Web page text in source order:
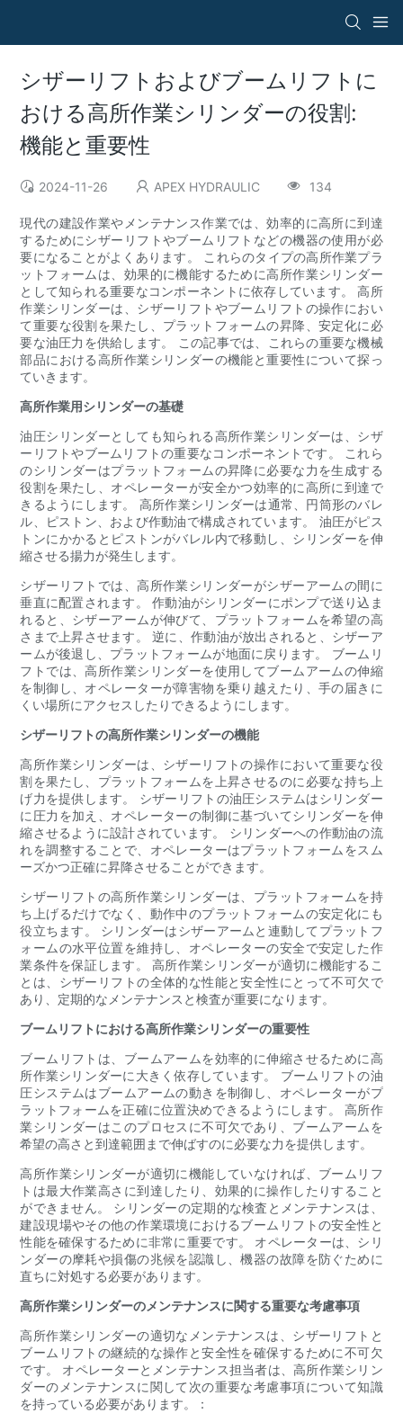
シザーリフトおよびブームリフトに
おける高所作業シリンダーの役割:
機能と重要性
2024-11-26 APEX HYDRAULIC 134
現代の建設作業やメンテナンス作業では、効率的に高所に到達
するためにシザーリフトやブームリフトなどの機器の使用が必
要になることがよくあります。 これらのタイプの高所作業プラ
ットフォームは、効果的に機能するために高所作業シリンダー
として知られる重要なコンポーネントに依存しています。 高所
作業シリンダーは、シザーリフトやブームリフトの操作におい
て重要な役割を果たし、プラットフォームの昇降、安定化に必
要な油圧力を供給します。 この記事では、これらの重要な機械
部品における高所作業シリンダーの機能と重要性について探っ
ていきます。
高所作業用シリンダーの基礎
油圧シリンダーとしても知られる高所作業シリンダーは、シザ
ーリフトやブームリフトの重要なコンポーネントです。 これら
のシリンダーはプラットフォームの昇降に必要な力を生成する
役割を果たし、オペレーターが安全かつ効率的に高所に到達で
きるようにします。 高所作業シリンダーは通常、円筒形のバレ
ル、ピストン、および作動油で構成されています。 油圧がピス
トンにかかるとピストンがバレル内で移動し、シリンダーを伸
縮させる揚力が発生します。
シザーリフトでは、高所作業シリンダーがシザーアームの間に
垂直に配置されます。 作動油がシリンダーにポンプで送り込ま
れると、シザーアームが伸びて、プラットフォームを希望の高
さまで上昇させます。 逆に、作動油が放出されると、シザーア
ームが後退し、プラットフォームが地面に戻ります。 ブームリ
フトでは、高所作業シリンダーを使用してブームアームの伸縮
を制御し、オペレーターが障害物を乗り越えたり、手の届きに
くい場所にアクセスしたりできるようにします。
シザーリフトの高所作業シリンダーの機能
高所作業シリンダーは、シザーリフトの操作において重要な役
割を果たし、プラットフォームを上昇させるのに必要な持ち上
げ力を提供します。 シザーリフトの油圧システムはシリンダー
に圧力を加え、オペレーターの制御に基づいてシリンダーを伸
縮させるように設計されています。 シリンダーへの作動油の流
れを調整することで、オペレーターはプラットフォームをスム
ーズかつ正確に昇降させることができます。
シザーリフトの高所作業シリンダーは、プラットフォームを持
ち上げるだけでなく、動作中のプラットフォームの安定化にも
役立ちます。 シリンダーはシザーアームと連動してプラットフ
ォームの水平位置を維持し、オペレーターの安全で安定した作
業条件を保証します。 高所作業シリンダーが適切に機能するこ
とは、シザーリフトの全体的な性能と安全性にとって不可欠で
あり、定期的なメンテナンスと検査が重要になります。
ブームリフトにおける高所作業シリンダーの重要性
ブームリフトは、ブームアームを効率的に伸縮させるために高
所作業シリンダーに大きく依存しています。 ブームリフトの油
圧システムはブームアームの動きを制御し、オペレーターがプ
ラットフォームを正確に位置決めできるようにします。 高所作
業シリンダーはこのプロセスに不可欠であり、ブームアームを
希望の高さと到達範囲まで伸ばすのに必要な力を提供します。
高所作業シリンダーが適切に機能していなければ、ブームリフ
トは最大作業高さに到達したり、効果的に操作したりすること
ができません。 シリンダーの定期的な検査とメンテナンスは、
建設現場やその他の作業環境におけるブームリフトの安全性と
性能を確保するために非常に重要です。 オペレーターは、シリ
ンダーの摩耗や損傷の兆候を認識し、機器の故障を防ぐために
直ちに対処する必要があります。
高所作業シリンダーのメンテナンスに関する重要な考慮事項
高所作業シリンダーの適切なメンテナンスは、シザーリフトと
ブームリフトの継続的な操作と安全性を確保するために不可欠
です。 オペレーターとメンテナンス担当者は、高所作業シリン
ダーのメンテナンスに関して次の重要な考慮事項について知識
を持っている必要があります。：